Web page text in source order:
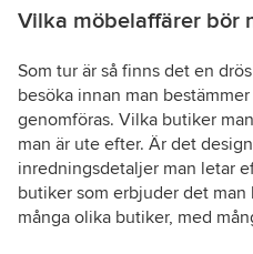
Vilka möbelaffärer bör
Som tur är så finns det en
besöka innan man
genomföras. Vilka butiker
man är ute efter. Är det
inredningsdetaljer man letar
butiker som erbjuder det
många olika butiker, med